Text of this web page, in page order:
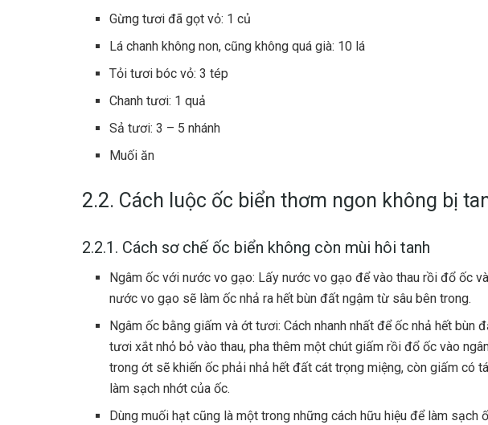
Gừng tươi đã gọt vỏ: 1 củ
Lá chanh không non, cũng không quá già: 10 lá
Tỏi tươi bóc vỏ: 3 tép
Chanh tươi: 1 quả
Sả tươi: 3 – 5 nhánh
Muối ăn
2.2. Cách luộc ốc biển thơm ngon không bị
2.2.1. Cách sơ chế ốc biển không còn mùi hôi tanh
Ngâm ốc với nước vo gạo: Lấy nước vo gạo để vào thau rồi đổ ốc
nước vo gạo sẽ làm ốc nhả ra hết bùn đất ngậm từ sâu bên trong.
Ngâm ốc bằng giấm và ớt tươi: Cách nhanh nhất để ốc nhả hết bùn
tươi xắt nhỏ bỏ vào thau, pha thêm một chút giấm rồi đổ ốc vào
trong ớt sẽ khiến ốc phải nhả hết đất cát trọng miệng, còn giấm có
làm sạch nhớt của ốc.
Dùng muối hạt cũng là một trong những cách hữu hiệu để làm sạch